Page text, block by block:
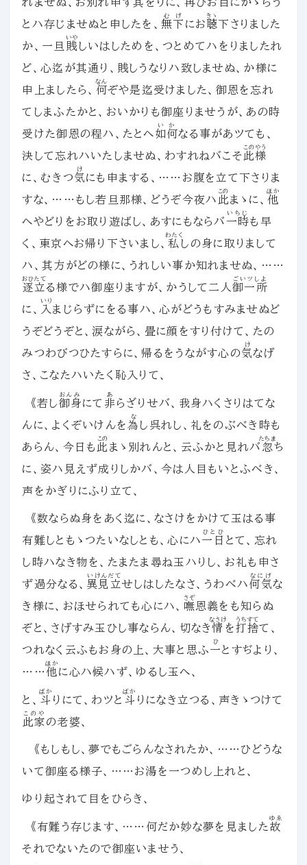
とハ存じませぬと申したを、無下
むげ
にお聴
きゝ
下さりました
か、一旦 賎
いや
しいはしためを、つとめてハをりましたれ
ど、心迄が其通り、賎しうなりハ致しませぬ、か様に
申上ましたら、
何
なん
ぞや是迄受けました、御恩を忘れ
てしまふたかと、おいかりも御座りませうが、あの時
受けた御恩の程ハ、たとへ如何
いか
なる事があツても、
決して忘れハいたしませぬ、わすれねバこそ 此様
このやう
に、むきつ気
け
にも申まする、……お腹を立て下さりま
すな、……もし若旦那様、どうぞ今夜ハ 此
この
まゝに、 他
ほか
へやどりをお取り遊ばし、あすにもならバ 一時
いちじ
も早
く、東京へお帰り下さいまし、私
わたく
しの身に取りまして
ハ、其方がどの様に、うれしい事か知れませぬ、……
逐立
おひたて
る様でハ御座りますが、かうして二人 御一所
ごいツしよ
に、 入
いり
まじらずにをる事ハ、心がどうもすみませぬど
うぞどうぞと、涙ながら、畳に顔をすり付けて、たの
みつわびつひたすらに、帰るをうながす心の気
け
なげ
さ、こなたハいたく恥入りて、
《若し御身
おんみ
にて 非
あ
らざりせバ、我身ハくさりはてな
んに、よくぞいけんを 為
な
し呉れし、礼をのぶべき時も
あらん、今日も 此
この
まゝ別れんと、云ふかと見れバ 忽
たちま
ち
に、姿ハ見えず成りしかバ、今は人目もいとふべき、
声をかぎりにふり立て、
《数ならぬ身をあく迄に、なさけをかけて玉はる事
有難しともゝつたいなしとも、心にハ一日
ひとひ
とて、忘れ
し時ハなき物を、たまたま尋ね玉ハりし、お礼も申さ
ず過分なる、 異見立
いけんだて
せしはしたなさ、うわべハ何気
なにげ
な
き様に、おほせられても心にハ、 嘸
さぞ
恩義をも知らぬ
ぞと、さげすみ玉ひし事ならん、切なき情
なさけ
を打捨
うちすて
て、
つれなく云ふもお身の上、大事と思ふ一
ひ
とすぢより、
……他
ほか
に心ハ候ハず、ゆるし玉へ、
と、 斗
ばか
りにて、わツと 斗
ばか
りになき立つる、声きゝつけて
此家
このや
の老婆、
《もしもし、夢でもごらんなされたか、……ひどうな
いて御座る様子、……お湯を一つめし上れと、
ゆり起されて目をひらき、
《有難う存じます、……何だか妙な夢を見ました 故
ゆゑ
それでないたので御座いませう、